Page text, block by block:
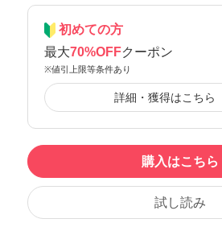
初めての方
最大70%OFFクーポン
※値引上限等条件あり
詳細・獲得はこちら
購入はこちら
試し読み